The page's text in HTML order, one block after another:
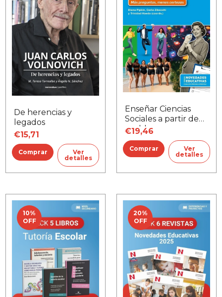
De herencias y
legados
€15,71
Ver
detalles
Enseñar Ciencias
Sociales a partir de
problemas
€19,46
Ver
detalles
10%
OFF
20%
OFF